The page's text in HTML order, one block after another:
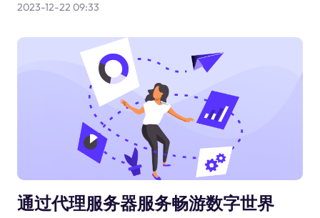
2023-12-22 09:33
通过代理服务器服务畅游数字世界